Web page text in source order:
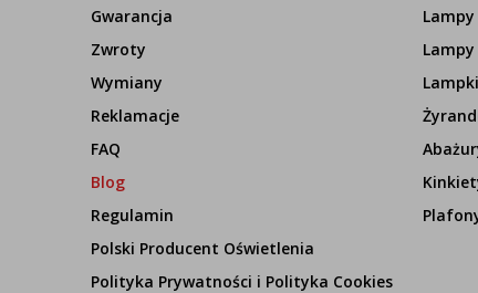
Gwarancja
Zwroty
Wymiany
Reklamacje
FAQ
Blog
Regulamin
Polski Producent Oświetlenia
Polityka Prywatności i Polityka Cookies